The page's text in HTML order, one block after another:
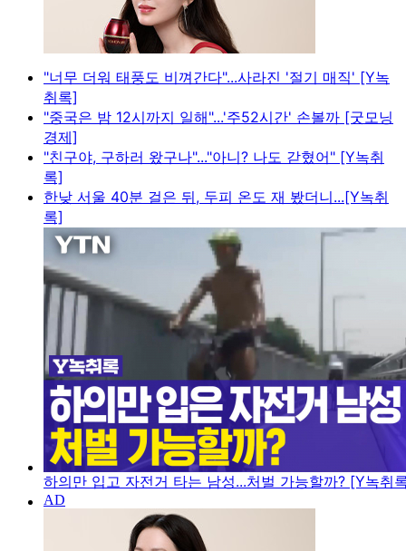
"너무 더워 태풍도 비껴간다"...사라진 '절기 매직' [Y녹
취록]
"중국은 밤 12시까지 일해"...'주52시간' 손볼까 [굿모닝
경제]
"친구야, 구하러 왔구나"..."아니? 나도 갇혔어" [Y녹취
록]
한낮 서울 40분 걸은 뒤, 두피 온도 재 봤더니...[Y녹취
록]
하의만 입고 자전거 타는 남성...처벌 가능할까? [Y녹취